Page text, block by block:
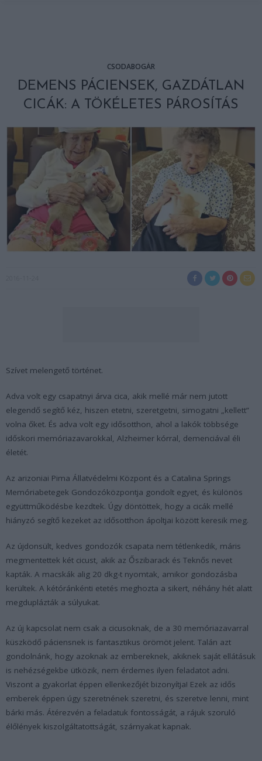
CSODABOGÁR
DEMENS PÁCIENSEK, GAZDÁTLAN
CICÁK: A TÖKÉLETES PÁROSÍTÁS
Szívet melengető történet.
Adva volt egy csapatnyi árva cica, akik mellé már nem jutott
elegendő segítő kéz, hiszen etetni, szeretgetni, simogatni „kellett”
volna őket. És adva volt egy idősotthon, ahol a lakók többsége
időskori memóriazavarokkal, Alzheimer kórral, demenciával éli
életét.
Az arizoniai Pima Állatvédelmi Központ és a Catalina Springs
Memóriabetegek Gondozóközpontja gondolt egyet, és különös
együttműködésbe kezdtek. Úgy döntöttek, hogy a cicák mellé
hiányzó segítő kezeket az idősotthon ápoltjai között keresik meg.
Az újdonsült, kedves gondozók csapata nem tétlenkedik, máris
megmentettek két cicust, akik az Őszibarack és Teknős nevet
kapták. A macskák alig 20 dkg-t nyomtak, amikor gondozásba
kerültek. A kétóránkénti etetés meghozta a sikert, néhány hét alatt
megduplázták a súlyukat.
Az új kapcsolat nem csak a cicusoknak, de a 30 memóriazavarral
küszködő páciensnek is fantasztikus örömöt jelent. Talán azt
gondolnánk, hogy azoknak az embereknek, akiknek saját ellátásuk
is nehézségekbe ütközik, nem érdemes ilyen feladatot adni.
Viszont a gyakorlat éppen ellenkezőjét bizonyítja! Ezek az idős
emberek éppen úgy szeretnének szeretni, és szeretve lenni, mint
bárki más. Átérezvén a feladatuk fontosságát, a rájuk szoruló
élőlények kiszolgáltatottságát, szárnyakat kapnak.